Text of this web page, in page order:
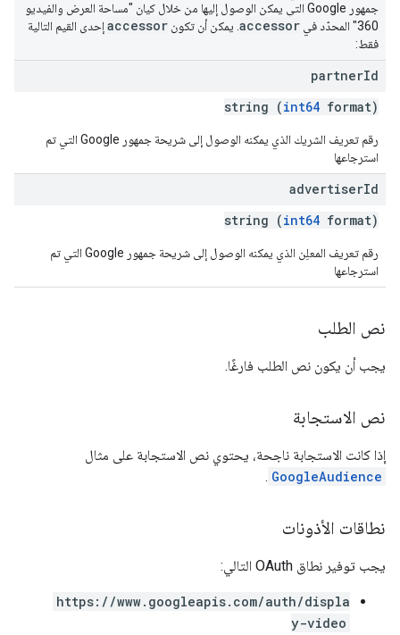
جمهور Google التي يمكن الوصول إليها من خلال كيان "مساحة العرض والفيديو
360" المحدّد في
accessor . يمكن أن تكون accessor إحدى القيم التالية
فقط:
partnerId
string (int64 format)
رقم تعريف الشريك الذي يمكنه الوصول إلى شريحة جمهور Google التي تم
استرجاعها
advertiserId
string (int64 format)
رقم تعريف المعلِن الذي يمكنه الوصول إلى شريحة جمهور Google التي تم
استرجاعها
نص الطلب
يجب أن يكون نص الطلب فارغًا.
نص الاستجابة
إذا كانت الاستجابة ناجحة، يحتوي نص الاستجابة على مثال
GoogleAudience
.
نطاقات الأذونات
يجب توفير نطاق OAuth التالي:
https://www.googleapis.com/auth/displa
y-video